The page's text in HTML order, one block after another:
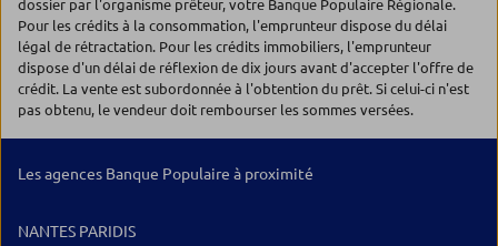
dossier par l'organisme prêteur, votre Banque Populaire Régionale.
Pour les crédits à la consommation, l'emprunteur dispose du délai
légal de rétractation. Pour les crédits immobiliers, l'emprunteur
dispose d'un délai de réflexion de dix jours avant d'accepter l'offre de
crédit. La vente est subordonnée à l'obtention du prêt. Si celui-ci n'est
pas obtenu, le vendeur doit rembourser les sommes versées.
Les agences Banque Populaire à proximité
NANTES PARIDIS